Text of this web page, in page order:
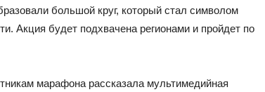
большой круг, который стал символом
Акция будет подхвачена регионами и пройдет по
марафона рассказала мультимедийная